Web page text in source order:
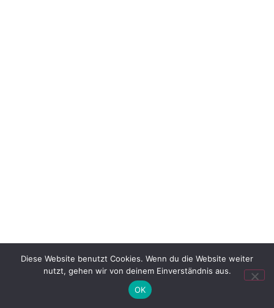
Diese Website benutzt Cookies. Wenn du die Website weiter
nutzt, gehen wir von deinem Einverständnis aus.
OK